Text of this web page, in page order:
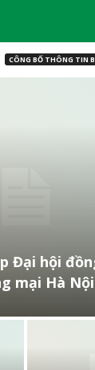
CÔNG BỐ THÔNG TIN
Đại hội
mại Hà Nội